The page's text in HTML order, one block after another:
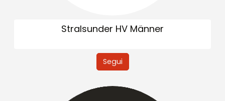
Stralsunder HV Männer
Segui